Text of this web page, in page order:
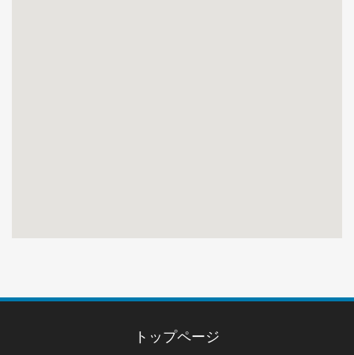
トップページ